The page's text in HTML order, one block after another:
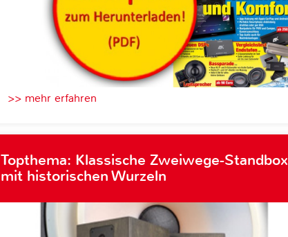
>> mehr erfahren
Topthema: Klassische Zweiwege-Standbox
mit historischen Wurzeln